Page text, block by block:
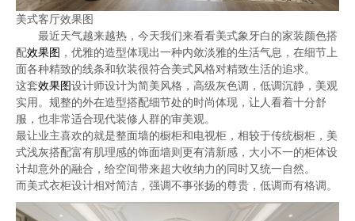
美式客厅效果图
最近天气越来越热，今天我们来看看美式象牙白的家装颜色搭
配效果图 ，优雅的造型体现出一种内敛淡雅的生活气息，在细节上
面各种精致的线条和软装很符合美式风格对精致生活的追求。
这套效果图设计师设计为简美风格，高级灰色调，低调沉静，美观
实用。规整的外在造型搭配细节处的时尚体现，让人看着十分舒
服，也非常适合现代装修人群的审美观。
最让业主喜欢的就是整面墙的橱柜和电视柜，相较于传统橱柜，美
式浅灰搭配富有肌理感的饰面墙则更有清新感，大小不一的柜体设
计却意外的融合，给空间带来超大收纳力的同时又统一自然。
而美式衣柜设计相对简洁，强调不事张扬的尊贵，低调而有格调。